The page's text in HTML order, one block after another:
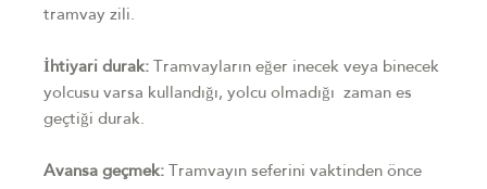
tramvay zili.
İhtiyari durak: Tramvayların eğer inecek veya binecek
yolcusu varsa kullandığı, yolcu olmadığı zaman es
geçtiği durak.
Avansa geçmek: Tramvayın seferini vaktinden önce